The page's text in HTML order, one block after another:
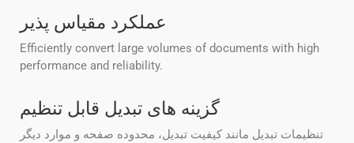
عملکرد مقیاس پذیر
Efficiently convert large volumes of documents with high
performance and reliability.
گزینه های تبدیل قابل تنظیم
تنظیمات تبدیل مانند کیفیت تبدیل، محدوده صفحه و موارد دیگر